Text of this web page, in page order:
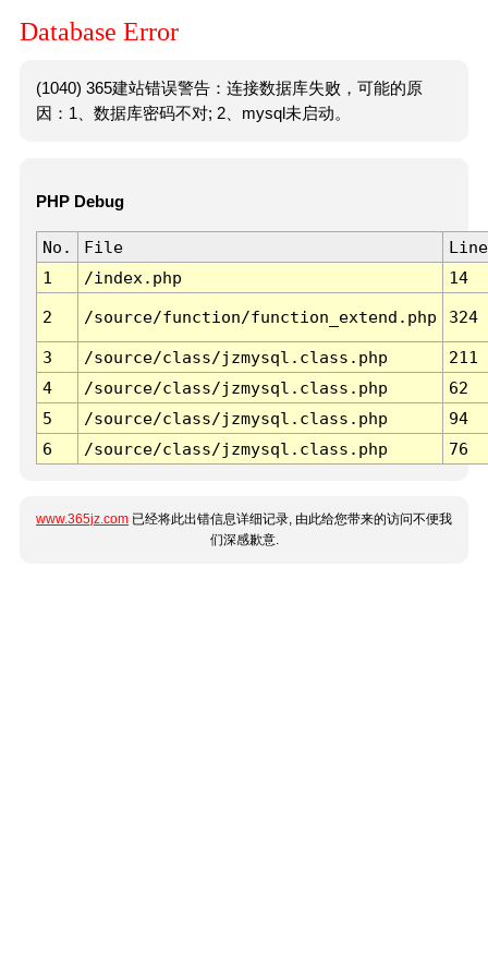
Database Error
(1040) 365建站错误警告：连接数据库失败，可能的原
因：1、数据库密码不对; 2、mysql未启动。
PHP Debug
No. File
Line
1
/index.php 14
2 /source/function/function_extend.php 324
3 /source/class/jzmysql.class.php
211
4
/source/class/jzmysql.class.php
62
5
/source/class/jzmysql.class.php
94
6
/source/class/jzmysql.class.php 76
www.365jz.com 已经将此出错信息详细记录, 由此给您带来的访问不便我
们深感歉意.